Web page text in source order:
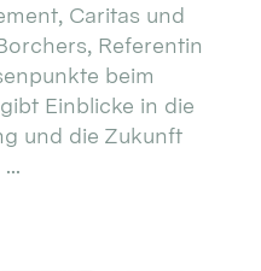
Caritas und
Referentin
beim
Einblicke in die
und die Zukunft